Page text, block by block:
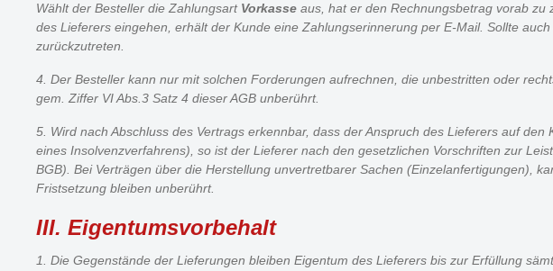
Wählt der Besteller die Zahlungsart Vorkasse aus, hat er den Rechnungsbetrag vorab zu
des Lieferers eingehen, erhält der Kunde eine Zahlungserinnerung per E-Mail. Sollte
zurückzutreten.
4. Der Besteller kann nur mit solchen Forderungen aufrechnen, die unbestritten oder
gem. Ziffer VI Abs.3 Satz 4 dieser AGB unberührt.
5. Wird nach Abschluss des Vertrags erkennbar, dass der Anspruch des Lieferers auf
eines Insolvenzverfahrens), so ist der Lieferer nach den gesetzlichen Vorschriften zur
BGB). Bei Verträgen über die Herstellung unvertretbarer Sachen (Einzelanfertigungen),
Fristsetzung bleiben unberührt.
III. Eigentumsvorbehalt
1. Die Gegenstände der Lieferungen bleiben Eigentum des Lieferers bis zur Erfüllung